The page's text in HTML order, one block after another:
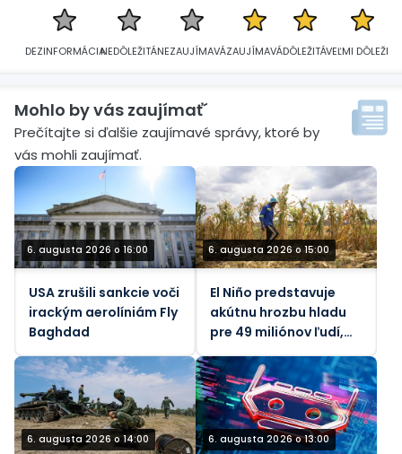
DEZINFORMÁCIANEDÔLEŽITÁNEZAUJÍMAVÁZAUJÍMAVÁDÔLEŽITÁVEĽMI DÔLEŽITÁ
Mohlo by vás zaujímať´
Prečítajte si ďalšie zaujímavé správy, ktoré by
vás mohli zaujímať.
6. augusta 2026 o 16:00
USA zrušili sankcie voči
irackým aerolíniám Fly
Baghdad
6. augusta 2026 o 15:00
El Niño predstavuje
akútnu hrozbu hladu
pre 49 miliónov ľudí,
6. augusta 2026 o 14:00 6. augusta 2026 o 13:00